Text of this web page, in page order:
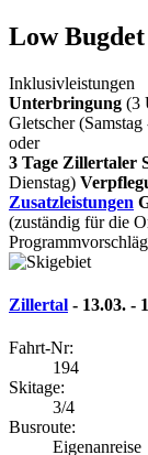
Low
Inklusivleistungen
Unterbringung (3
Gletscher
oder
3 Tage Zillertaler
Dienstag)
Zusatzleistungen
(zuständig für die
Zillertal - 13.03. -
Fahrt-Nr:
194
Skitage:
3/4
Busroute:
Eigenanreise